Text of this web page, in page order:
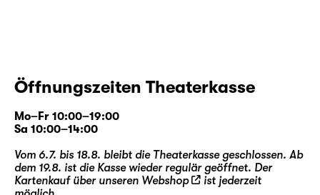
Öffnungszeiten Theaterkasse
Mo–Fr 10:00–19:00
Sa 10:00–14:00
Vom 6.7. bis 18.8. bleibt die Theaterkasse geschlossen. Ab
dem 19.8. ist die Kasse wieder regulär geöffnet. Der
Kartenkauf über unseren Webshop
ist jederzeit